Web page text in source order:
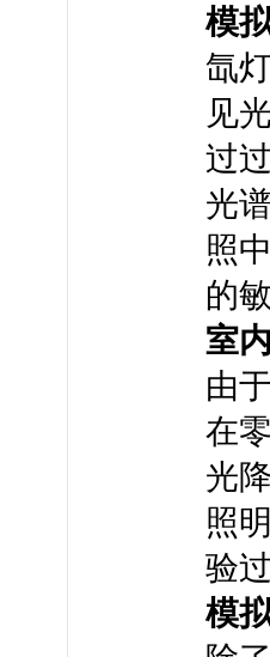
模
氙
见
过
光
照
的
室
由
在
光
照
验
模